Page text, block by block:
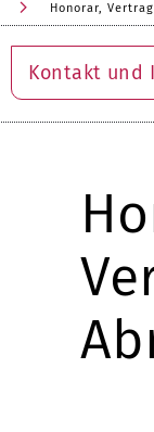
Honorar,
Kontakt und